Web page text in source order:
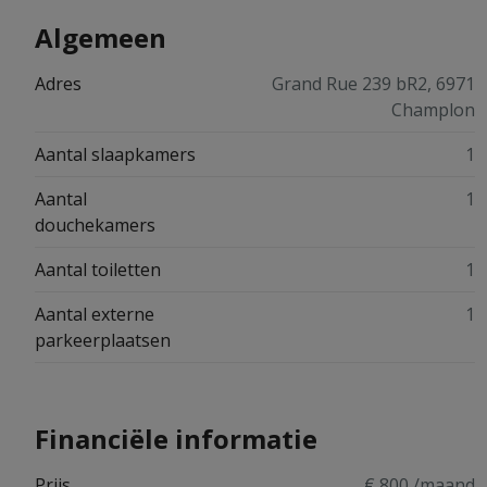
Algemeen
Adres
Grand Rue 239 bR2, 6971
Champlon
Aantal slaapkamers
1
Aantal
douchekamers
1
Aantal toiletten
1
Aantal externe
parkeerplaatsen
1
Financiële informatie